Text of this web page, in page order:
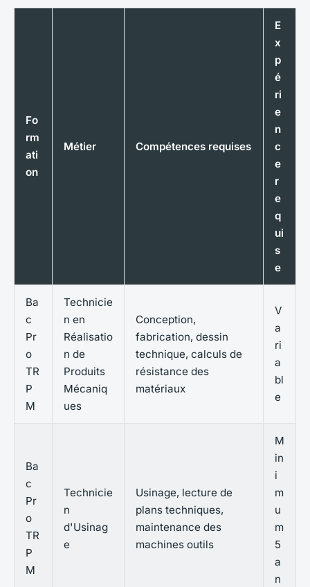
Fo
rm
ati
on
Métier Compétences requises
E
x
p
é
ri
e
n
c
e
r
e
q
ui
s
e
Ba
c
Pr
o
TR
P
M
Technicie
n en
Réalisatio
n de
Produits
Mécaniq
ues
Conception,
fabrication, dessin
technique, calculs de
résistance des
matériaux
V
a
ri
a
bl
e
Ba
c
Pr
o
TR
P
M
Technicie
n
d'Usinag
e
Usinage, lecture de
plans techniques,
maintenance des
machines outils
M
in
i
m
u
m
5
a
n